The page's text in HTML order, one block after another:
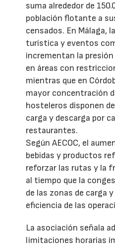
suma alrededor de
población flotante a
censados. En Málaga,
turística y eventos
incrementan la
en áreas con
mientras que en
mayor concentración
hosteleros disponen
carga y descarga por
restaurantes.
Según AECOC, el
bebidas y productos
reforzar las rutas y la
al tiempo que la
de las zonas de carga
eficiencia de las
La asociación señala
limitaciones horarias